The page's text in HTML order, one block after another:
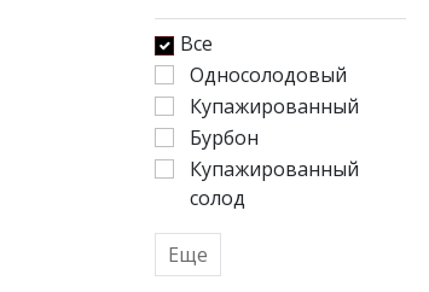
Все
Односолодовый
Купажированный
Бурбон
Купажированный
солод
Еще